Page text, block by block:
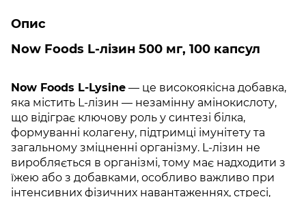
Опис
Now Foods L-лізин 500 мг, 100 капсул
Now Foods L-Lysine — це високоякісна добавка,
яка містить L-лізин — незамінну амінокислоту,
що відіграє ключову роль у синтезі білка,
формуванні колагену, підтримці імунітету та
загальному зміцненні організму. L-лізин не
виробляється в організмі, тому має надходити з
їжею або з добавками, особливо важливо при
інтенсивних фізичних навантаженнях, стресі,